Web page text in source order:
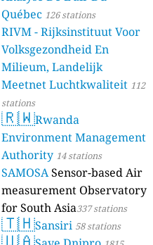
Québec 126 stations
RIVM - Rijksinstituut Voor
Volksgezondheid En
Milieum, Landelijk
Meetnet Luchtkwaliteit 112
stations
🇷🇼Rwanda
Environment Management
Authority 14 stations
SAMOSASensor-based Air
measurement Observatory
for South Asia337 stations
🇹🇭Sansiri 58 stations